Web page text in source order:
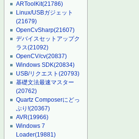
ARToolKit(21786)
Linux/USBガジェット
(21679)
OpenCvSharp(21607)
デバイスセットアップク
ラス(21092)
OpenCV/cv(20837)
Windows SDK(20834)
USB/リクエスト(20793)
基礎文法最速マスター
(20762)
Quartz Composerにどっ
ぷり!(20367)
AVR(19966)
Windows 7
Loader(19881)